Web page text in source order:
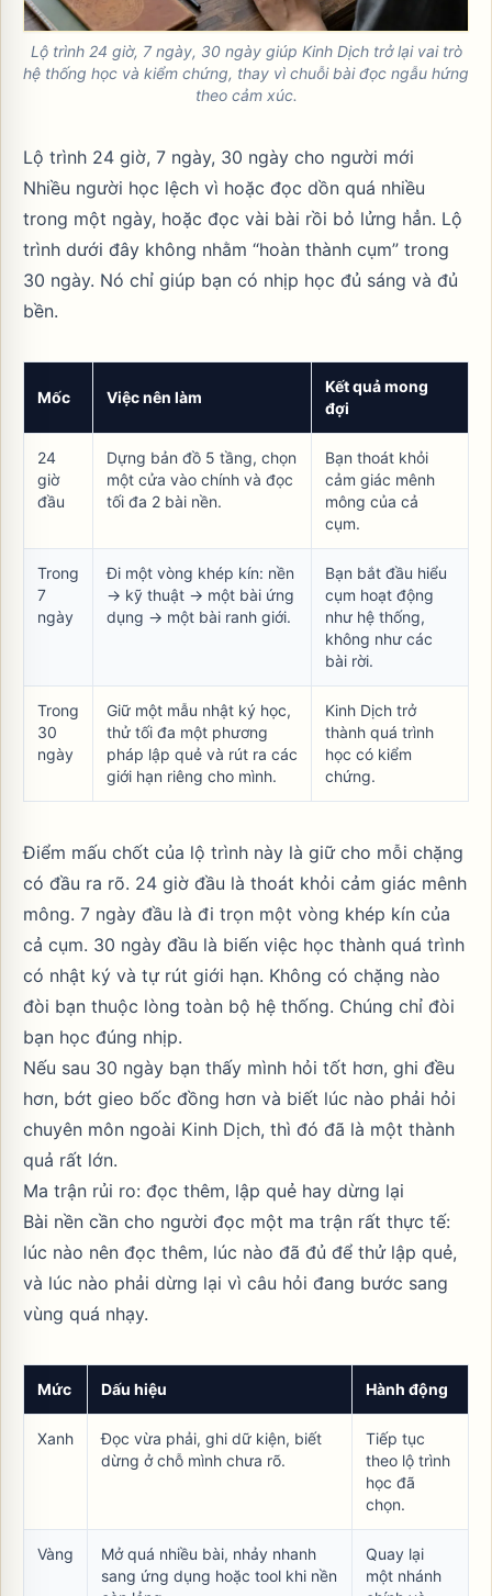
Lộ trình 24 giờ, 7 ngày, 30 ngày giúp Kinh Dịch trở lại vai trò
hệ thống học và kiểm chứng, thay vì chuỗi bài đọc ngẫu hứng
theo cảm xúc.
Lộ trình 24 giờ, 7 ngày, 30 ngày cho người mới
Nhiều người học lệch vì hoặc đọc dồn quá nhiều
trong một ngày, hoặc đọc vài bài rồi bỏ lửng hẳn. Lộ
trình dưới đây không nhằm “hoàn thành cụm” trong
30 ngày. Nó chỉ giúp bạn có nhịp học đủ sáng và đủ
bền.
Mốc Việc nên làm
Kết quả mong
đợi
24
giờ
đầu
Dựng bản đồ 5 tầng, chọn
một cửa vào chính và đọc
tối đa 2 bài nền.
Bạn thoát khỏi
cảm giác mênh
mông của cả
cụm.
Trong
7
ngày
Đi một vòng khép kín: nền
-> kỹ thuật -> một bài ứng
dụng -> một bài ranh giới.
Bạn bắt đầu hiểu
cụm hoạt động
như hệ thống,
không như các
bài rời.
Trong
30
ngày
Giữ một mẫu nhật ký học,
thử tối đa một phương
pháp lập quẻ và rút ra các
giới hạn riêng cho mình.
Kinh Dịch trở
thành quá trình
học có kiểm
chứng.
Điểm mấu chốt của lộ trình này là giữ cho mỗi chặng
có đầu ra rõ. 24 giờ đầu là thoát khỏi cảm giác mênh
mông. 7 ngày đầu là đi trọn một vòng khép kín của
cả cụm. 30 ngày đầu là biến việc học thành quá trình
có nhật ký và tự rút giới hạn. Không có chặng nào
đòi bạn thuộc lòng toàn bộ hệ thống. Chúng chỉ đòi
bạn học đúng nhịp.
Nếu sau 30 ngày bạn thấy mình hỏi tốt hơn, ghi đều
hơn, bớt gieo bốc đồng hơn và biết lúc nào phải hỏi
chuyên môn ngoài Kinh Dịch, thì đó đã là một thành
quả rất lớn.
Ma trận rủi ro: đọc thêm, lập quẻ hay dừng lại
Bài nền cần cho người đọc một ma trận rất thực tế:
lúc nào nên đọc thêm, lúc nào đã đủ để thử lập quẻ,
và lúc nào phải dừng lại vì câu hỏi đang bước sang
vùng quá nhạy.
Mức Dấu hiệu Hành động
Xanh
Đọc vừa phải, ghi dữ kiện, biết
dừng ở chỗ mình chưa rõ.
Tiếp tục
theo lộ trình
học đã
chọn.
Vàng
Mở quá nhiều bài, nhảy nhanh
sang ứng dụng hoặc tool khi nền
Quay lại
một nhánh